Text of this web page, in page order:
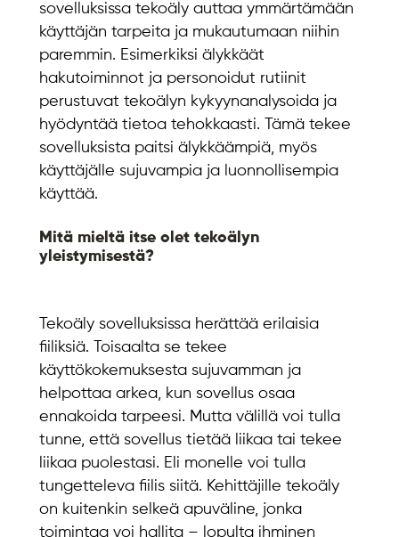
sovelluksissa tekoäly auttaa ymmärtämään
käyttäjän tarpeita ja mukautumaan niihin
paremmin. Esimerkiksi älykkäät
hakutoiminnot ja personoidut rutiinit
perustuvat tekoälyn kykyynanalysoida ja
hyödyntää tietoa tehokkaasti. Tämä tekee
sovelluksista paitsi älykkäämpiä, myös
käyttäjälle sujuvampia ja luonnollisempia
käyttää.
Mitä mieltä itse olet tekoälyn
yleistymisestä?
Tekoäly sovelluksissa herättää erilaisia
fiiliksiä. Toisaalta se tekee
käyttökokemuksesta sujuvamman ja
helpottaa arkea, kun sovellus osaa
ennakoida tarpeesi. Mutta välillä voi tulla
tunne, että sovellus tietää liikaa tai tekee
liikaa puolestasi. Eli monelle voi tulla
tungetteleva fiilis siitä. Kehittäjille tekoäly
on kuitenkin selkeä apuväline, jonka
toimintaa voi hallita – lopulta ihminen